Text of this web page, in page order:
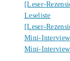
[Leser-
Leseliste
[Leser-
Mini-Interview
Mini-